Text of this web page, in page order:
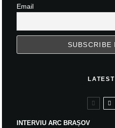
Email
LATEST
INTERVIU ARC BRAȘOV